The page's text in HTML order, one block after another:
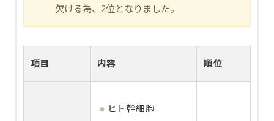
欠ける為、2位となりました。
項目 内容 順位
ヒト幹細胞